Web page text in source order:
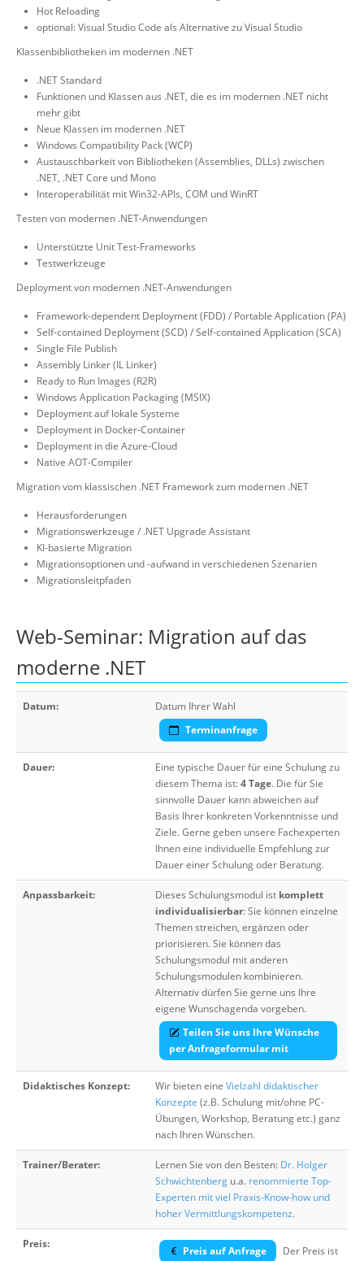
Hot Reloading
optional: Visual Studio Code als Alternative zu Visual Studio
Klassenbibliotheken im modernen .NET
.NET Standard
Funktionen und Klassen aus .NET, die es im modernen .NET nicht
mehr gibt
Neue Klassen im modernen .NET
Windows Compatibility Pack (WCP)
Austauschbarkeit von Bibliotheken (Assemblies, DLLs) zwischen
.NET, .NET Core und Mono
Interoperabilität mit Win32-APIs, COM und WinRT
Testen von modernen .NET-Anwendungen
Unterstützte Unit Test-Frameworks
Testwerkzeuge
Deployment von modernen .NET-Anwendungen
Framework-dependent Deployment (FDD) / Portable Application (PA)
Self-contained Deployment (SCD) / Self-contained Application (SCA)
Single File Publish
Assembly Linker (IL Linker)
Ready to Run Images (R2R)
Windows Application Packaging (MSIX)
Deployment auf lokale Systeme
Deployment in Docker-Container
Deployment in die Azure-Cloud
Native AOT-Compiler
Migration vom klassischen .NET Framework zum modernen .NET
Herausforderungen
Migrationswerkzeuge / .NET Upgrade Assistant
KI-basierte Migration
Migrationsoptionen und -aufwand in verschiedenen Szenarien
Migrationsleitpfaden
Web-Seminar: Migration auf das
moderne .NET
Datum:
Datum Ihrer Wahl
Terminanfrage
Dauer:
Eine typische Dauer für eine Schulung zu
diesem Thema ist:4 Tage. Die für Sie
sinnvolle Dauer kann abweichen auf
Basis Ihrer konkreten Vorkenntnisse und
Ziele. Gerne geben unsere Fachexperten
Ihnen eine individuelle Empfehlung zur
Dauer einer Schulung oder Beratung.
Anpassbarkeit: Dieses Schulungsmodul ist komplett
individualisierbar: Sie können einzelne
Themen streichen, ergänzen oder
priorisieren. Sie können das
Schulungsmodul mit anderen
Schulungsmodulen kombinieren.
Alternativ dürfen Sie gerne uns Ihre
eigene Wunschagenda vorgeben.
Teilen Sie uns Ihre Wünsche
per Anfrageformular mit
Didaktisches Konzept: Wir bieten eine Vielzahl didaktischer
Konzepte (z.B. Schulung mit/ohne PC-
Übungen, Workshop, Beratung etc.) ganz
nach Ihren Wünschen.
Trainer/Berater: Lernen Sie von den Besten: Dr. Holger
Schwichtenberg u.a. renommierte Top-
Experten mit viel Praxis-Know-how und
hoher Vermittlungskompetenz.
Preis:
Preis auf Anfrage
Der Preis ist